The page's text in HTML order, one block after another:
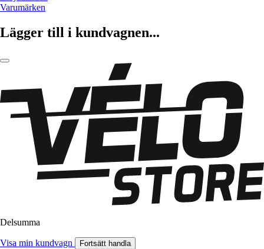
Varumärken
Lägger till i kundvagnen...
Delsumma
Visa min kundvagn Fortsätt handla